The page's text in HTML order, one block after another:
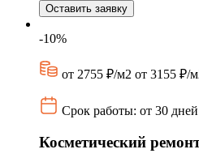
Оставить заявку
-10%
от 2755 ₽/м2 от 3155 ₽/
Срок работы: от 30 дней
Косметический